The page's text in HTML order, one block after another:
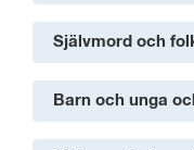
Självmord och
Barn och unga